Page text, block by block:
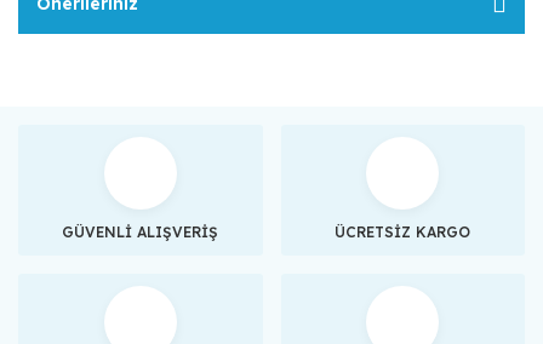
GÜVENLİ ALIŞVERİŞ ÜCRETSİZ KARGO